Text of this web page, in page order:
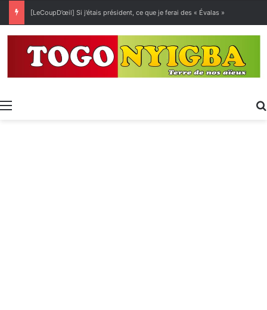
[LeCoupD’œil] Si j’étais président, ce que je ferai des « Évalas »
Menu